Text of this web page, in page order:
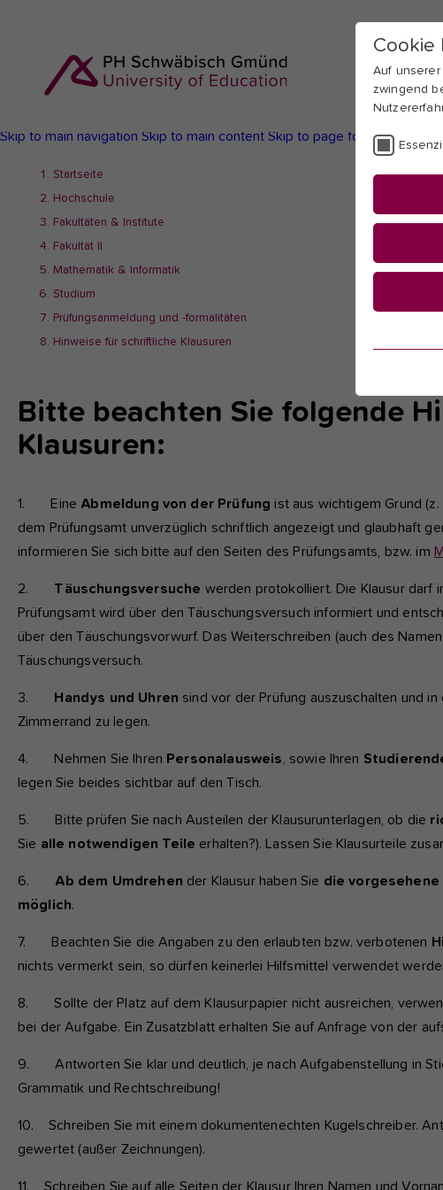
Skip to main navigation Skip to main content Skip to page footer
here:
Startseite
Hochschule
Fakultäten & Institute
Fakultät II
Mathematik & Informatik
Studium
Prüfungsanmeldung und -formalitäten
Hinweise für schriftliche Klausuren
Bitte beachten Sie folgende
Klausuren:
1. Eine Abmeldung von der Prüfung ist aus wichtigem Grund
dem Prüfungsamt unverzüglich schriftlich angezeigt und glaubhaft
informieren Sie sich bitte auf den Seiten des Prüfungsamts, bzw. im
2. Täuschungsversuche werden protokolliert. Die Klausur darf
Prüfungsamt wird über den Täuschungsversuch informiert und
über den Täuschungsvorwurf. Das Weiterschreiben (auch des
Täuschungsversuch.
3. Handys und Uhren sind vor der Prüfung auszuschalten und in
Zimmerrand zu legen.
4. Nehmen Sie Ihren Personalausweis , sowie Ihren
legen Sie beides sichtbar auf den Tisch.
5. Bitte prüfen Sie nach Austeilen der Klausurunterlagen, ob die
Sie alle notwendigen Teile erhalten?). Lassen Sie Klausurteile
6. Ab dem Umdrehen der Klausur haben Sie die vorgesehene
möglich.
7. Beachten Sie die Angaben zu den erlaubten bzw. verbotenen
nichts vermerkt sein, so dürfen keinerlei Hilfsmittel verwendet
8. Sollte der Platz auf dem Klausurpapier nicht ausreichen,
bei der Aufgabe. Ein Zusatzblatt erhalten Sie auf Anfrage von der
9. Antworten Sie klar und deutlich, je nach Aufgabenstellung in
Grammatik und Rechtschreibung!
10. Schreiben Sie mit einem dokumentenechten Kugelschreiber.
gewertet (außer Zeichnungen).
11. Schreiben Sie auf alle Seiten der Klausur Ihren Namen und
Cookie
Auf
zwingend
funktioniert.
Name
Anbieter
Laufzeit
Zweck
Wir